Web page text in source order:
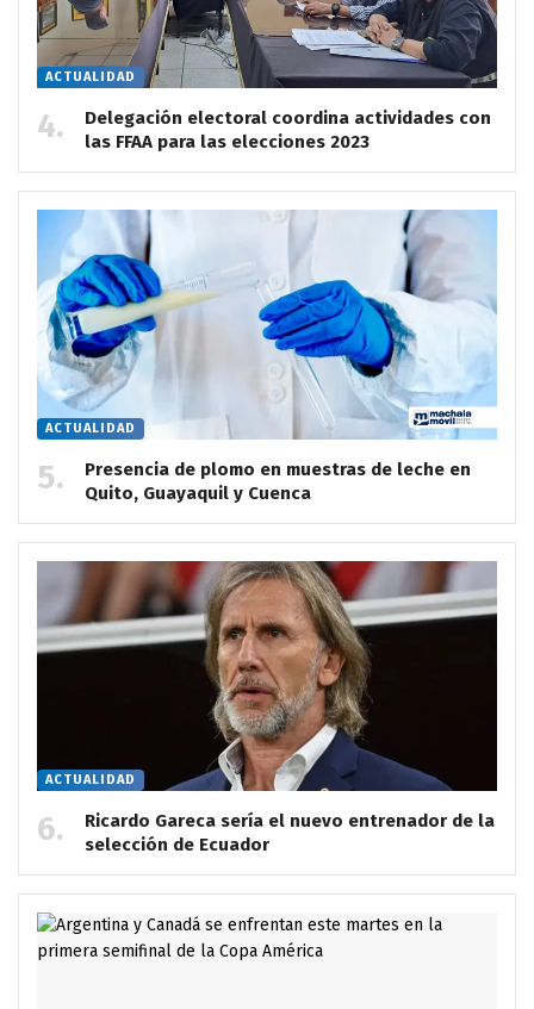
ACTUALIDAD
Delegación electoral coordina actividades con
las FFAA para las elecciones 2023
ACTUALIDAD
Presencia de plomo en muestras de leche en
Quito, Guayaquil y Cuenca
ACTUALIDAD
Ricardo Gareca sería el nuevo entrenador de la
selección de Ecuador